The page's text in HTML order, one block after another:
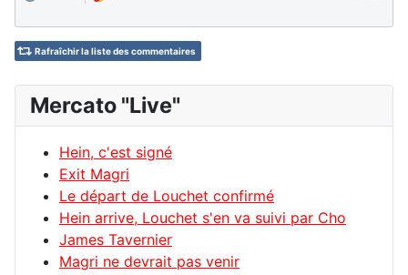
Rafraîchir la liste des commentaires
Mercato "Live"
Hein, c'est signé
Exit Magri
Le départ de Louchet confirmé
Hein arrive, Louchet s'en va suivi par Cho
James Tavernier
Magri ne devrait pas venir